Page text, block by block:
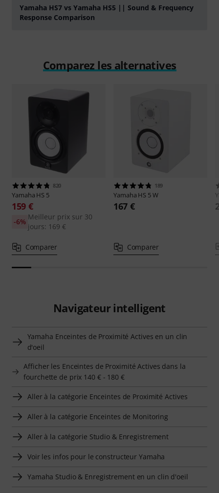
Yamaha HS7 vs Yamaha HS5 || Sound & Frequency
Response Comparison
Comparez les alternatives
820
Yamaha HS 5
159 €
Meilleur prix sur 30
jours: 169 €
-6%
Comparer
189
Yamaha HS 5 W
167 €
Comparer
Navigateur intelligent
Yamaha Enceintes de Proximité Actives en un clin
d'oeil
Afficher les Enceintes de Proximité Actives dans la
fourchette de prix 140 € - 180 €
Aller à la catégorie Enceintes de Proximité Actives
Aller à la catégorie Enceintes de Monitoring
Aller à la catégorie Studio & Enregistrement
Voir les infos pour le constructeur Yamaha
Yamaha Studio & Enregistrement en un clin d'oeil